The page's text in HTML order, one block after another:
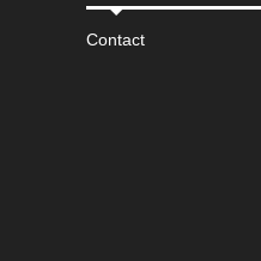
Contact